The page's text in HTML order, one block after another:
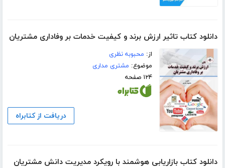
دانلود کتاب تاثیر ارزش برند و کیفیت خدمات بر وفاداری مشتریان
از: محبوبه نظری
موضوع: مشتری مداری
۱۲۴ صفحه
دریافت از کتابراه
دانلود کتاب بازاریابی هوشمند با رویکرد مدیریت دانش مشتریان